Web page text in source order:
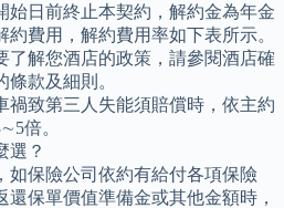
始日前終止本契約，解約金為年金
費用，解約費用率如下表所示。
了解您酒店的政策，請參閱酒店確
款及細則。
禍致第三人失能須賠償時，依主約
倍。
選？
如保險公司依約有給付各項保險
保單價值準備金或其他金額時，